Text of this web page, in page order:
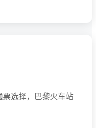
选择，巴黎火车站